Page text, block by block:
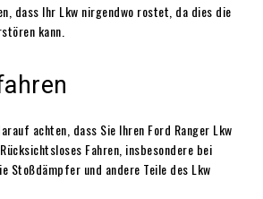
dass Ihr Lkw nirgendwo rostet, da dies die
kann.
achten, dass Sie Ihren Ford Ranger Lkw
Fahren, insbesondere bei
Stoßdämpfer und andere Teile des Lkw